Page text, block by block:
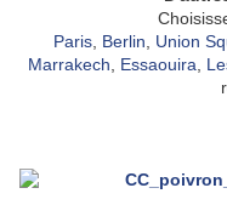
Paris Berlin Union
Marrakech
Essaouira